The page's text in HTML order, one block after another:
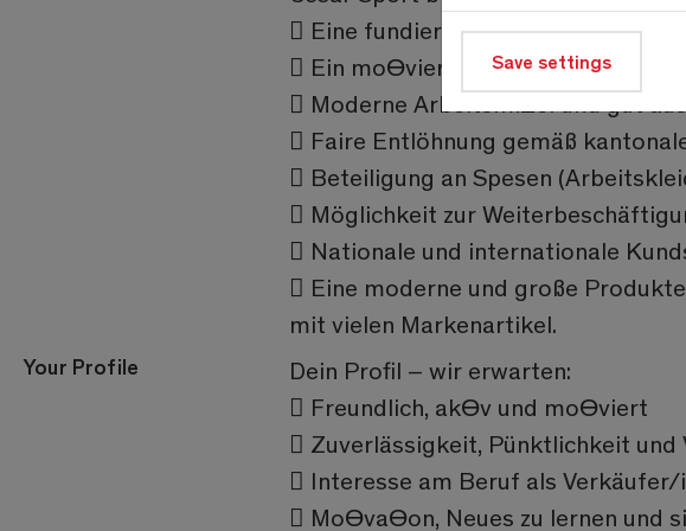
 Eine fundierte und praxisnahe
 Ein moƟviertes und kollegiales
 Moderne ArbeitsmiƩel und gut
 Faire Entlöhnung gemäß
 Beteiligung an Spesen
 Möglichkeit zur
 Nationale und internationale
 Eine moderne und große
mit vielen Markenartikel.
Your Profile
Dein Profil – wir erwarten:
 Freundlich, akƟv und moƟviert
 Zuverlässigkeit, Pünktlichkeit
 Interesse am Beruf als
 MoƟvaƟon, Neues zu lernen und
Save settings